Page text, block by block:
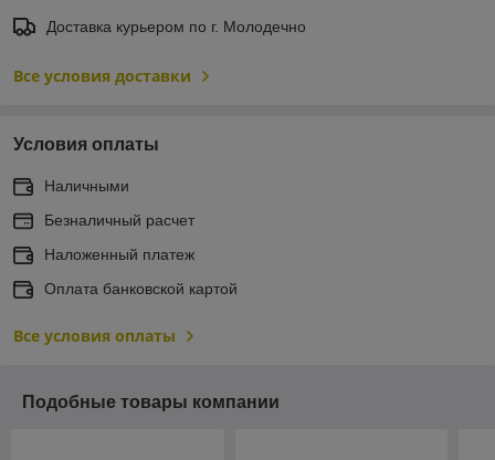
Доставка курьером по г. Молодечно
Все условия доставки
Условия оплаты
Наличными
Безналичный расчет
Наложенный платеж
Оплата банковской картой
Все условия оплаты
Подобные товары компании